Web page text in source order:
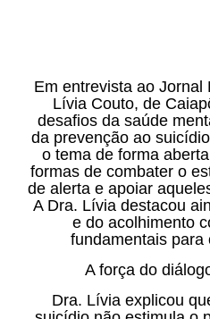
Em entrevista ao Jornal
Lívia Couto, de
desafios da saúde
da prevenção ao
o tema de forma
formas de combater o
de alerta e apoiar
A Dra. Lívia destacou
e do acolhimento
fundamentais para
A força do
Dra. Lívia explicou